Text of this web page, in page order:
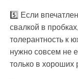
5️⃣ Если
свалкой в
толерантность к
нужно совсем не
только в хороших